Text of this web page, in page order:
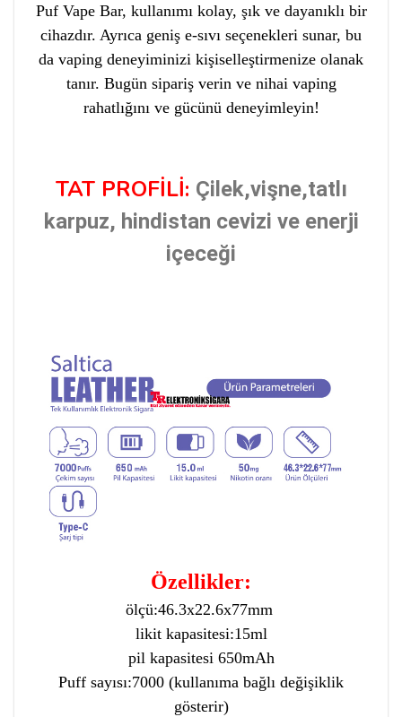
Puf Vape Bar, kullanımı kolay, şık ve dayanıklı bir
cihazdır. Ayrıca geniş e-sıvı seçenekleri sunar, bu
da vaping deneyiminizi kişiselleştirmenize olanak
tanır. Bugün sipariş verin ve nihai vaping
rahatlığını ve gücünü deneyimleyin!
TAT PROFİLİ: Çilek,vişne,tatlı
karpuz, hindistan cevizi ve enerji
içeceği
Özellikler:
ölçü:46.3x22.6x77mm
likit kapasitesi:15ml
pil kapasitesi 650mAh
Puff sayısı:7000 (kullanıma bağlı değişiklik
gösterir)